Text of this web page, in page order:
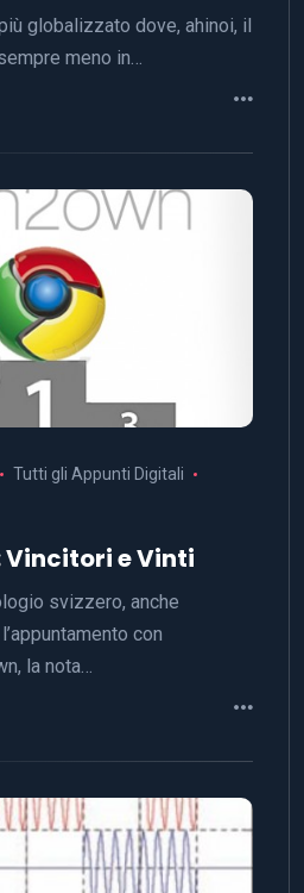
globalizzato dove, ahinoi, il
meno in…
Tutti gli Appunti Digitali
Vincitori e Vinti
svizzero, anche
con
la nota…